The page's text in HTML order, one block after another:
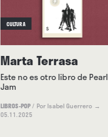
CULTURA
Marta Terrasa
Este no es otro libro de Pearl
Jam
LIBROS-POP/ Por Isabel Guerrero →
05.11.2025